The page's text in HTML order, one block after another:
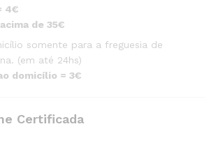
4€
de 35€
somente para a freguesia de
(em até 24hs)
domicílio = 3€
Certificada